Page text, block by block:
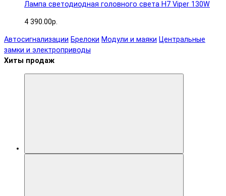
Лампа светодиодная головного света H7 Viper 130W
4 390.00р.
Автосигнализации Брелоки Модули и маяки Центральные
замки и электроприводы
Хиты продаж